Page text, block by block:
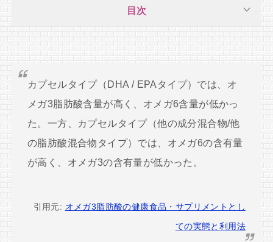
目次
カプセルタイプ（DHA / EPAタイプ）では、オ
メガ3脂肪酸含量が高く、オメガ6含量が低かっ
た。一方、カプセルタイプ（他の成分混合物/他
の脂肪酸混合物タイプ）では、オメガ6の含有量
が高く、オメガ3の含有量が低かった。
引用元: オメガ3脂肪酸の健康食品・サプリメントとし
ての実態と利用法